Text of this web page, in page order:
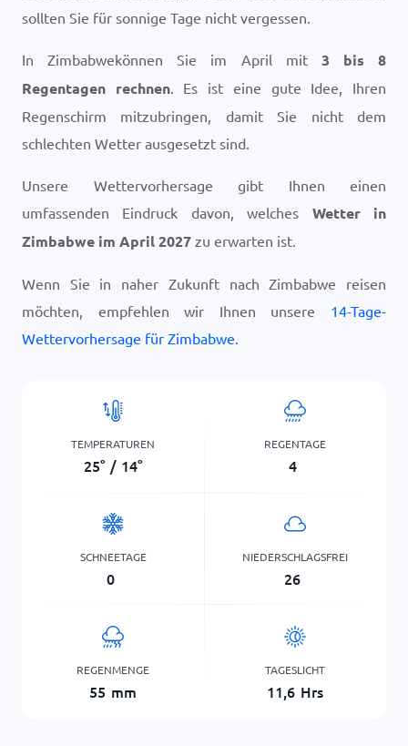
sollten Sie für sonnige Tage nicht vergessen.
In Zimbabwekönnen Sie im April mit 3 bis 8
Regentagen rechnen. Es ist eine gute Idee, Ihren
Regenschirm mitzubringen, damit Sie nicht dem
schlechten Wetter ausgesetzt sind.
Unsere Wettervorhersage gibt Ihnen einen
umfassenden Eindruck davon, welches Wetter in
Zimbabwe im April 2027 zu erwarten ist.
Wenn Sie in naher Zukunft nach Zimbabwe reisen
möchten, empfehlen wir Ihnen unsere 14-Tage-
Wettervorhersage für Zimbabwe.
TEMPERATUREN
25° / 14°
REGENTAGE
4
SCHNEETAGE
0
NIEDERSCHLAGSFREI
26
REGENMENGE
55 mm
TAGESLICHT
11,6 Hrs